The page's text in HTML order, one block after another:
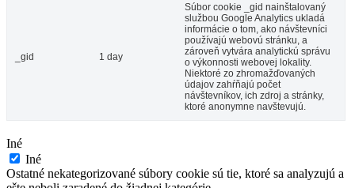
_gid 1 day
Súbor cookie _gid nainštalovaný
službou Google Analytics ukladá
informácie o tom, ako návštevníci
používajú webovú stránku, a
zároveň vytvára analytickú správu
o výkonnosti webovej lokality.
Niektoré zo zhromažďovaných
údajov zahŕňajú počet
návštevníkov, ich zdroj a stránky,
ktoré anonymne navštevujú.
Iné
Iné
Ostatné nekategorizované súbory cookie sú tie, ktoré sa analyzujú a